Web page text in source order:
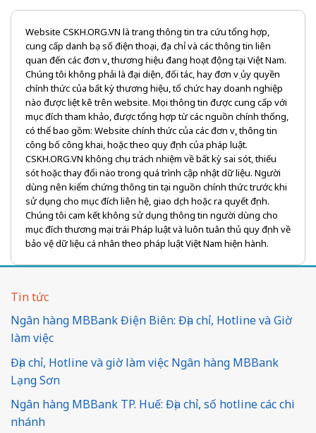
Website CSKH.ORG.VN là trang thông tin tra cứu tổng hợp,
cung cấp danh bạ số điện thoại, địa chỉ và các thông tin liên
quan đến các đơn vị, thương hiệu đang hoạt động tại Việt Nam.
Chúng tôi không phải là đại diện, đối tác, hay đơn vị ủy quyền
chính thức của bất kỳ thương hiệu, tổ chức hay doanh nghiệp
nào được liệt kê trên website. Mọi thông tin được cung cấp với
mục đích tham khảo, được tổng hợp từ các nguồn chính thống,
có thể bao gồm: Website chính thức của các đơn vị, thông tin
công bố công khai, hoặc theo quy định của pháp luật.
CSKH.ORG.VN không chịu trách nhiệm về bất kỳ sai sót, thiếu
sót hoặc thay đổi nào trong quá trình cập nhật dữ liệu. Người
dùng nên kiểm chứng thông tin tại nguồn chính thức trước khi
sử dụng cho mục đích liên hệ, giao dịch hoặc ra quyết định.
Chúng tôi cam kết không sử dụng thông tin người dùng cho
mục đích thương mại trái Pháp luật và luôn tuân thủ quy định về
bảo vệ dữ liệu cá nhân theo pháp luật Việt Nam hiện hành.
Tin tức
Ngân hàng MBBank Điện Biên: Địa chỉ, Hotline và Giờ
làm việc
Địa chỉ, Hotline và giờ làm việc Ngân hàng MBBank
Lạng Sơn
Ngân hàng MBBank TP. Huế: Địa chỉ, số hotline các chi
nhánh